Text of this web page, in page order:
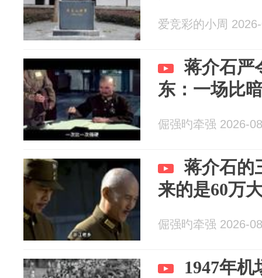
爱竞彩的小周
蒋介石严
东：一场比
倔强旳牵强 2026-
蒋介石的
来的是60万
倔强旳牵强 2026-
1947年